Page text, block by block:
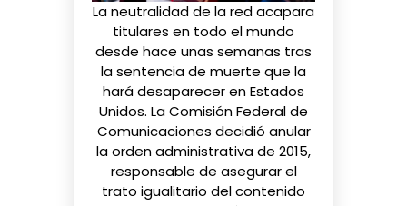
La neutralidad de la red acapara
titulares en todo el mundo
desde hace unas semanas tras
la sentencia de muerte que la
hará desapareceren Estados
Unidos. La Comisión Federal de
Comunicaciones decidió anular
la orden administrativa de 2015,
responsable de asegurar el
trato igualitario del contenido